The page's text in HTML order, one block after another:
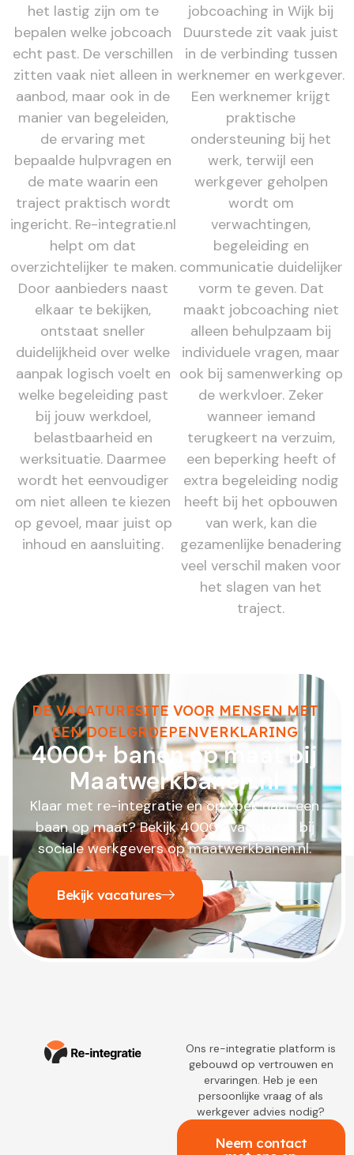
het lastig zijn om te
bepalen welke jobcoach
echt past. De verschillen
zitten vaak niet alleen in
aanbod, maar ook in de
manier van begeleiden,
de ervaring met
bepaalde hulpvragen en
de mate waarin een
traject praktisch wordt
ingericht. Re-integratie.nl
helpt om dat
overzichtelijker te maken.
Door aanbieders naast
elkaar te bekijken,
ontstaat sneller
duidelijkheid over welke
aanpak logisch voelt en
welke begeleiding past
bij jouw werkdoel,
belastbaarheid en
werksituatie. Daarmee
wordt het eenvoudiger
om niet alleen te kiezen
op gevoel, maar juist op
inhoud en aansluiting.
jobcoaching in Wijk bij
Duurstede zit vaak juist
in de verbinding tussen
werknemer en werkgever.
Een werknemer krijgt
praktische
ondersteuning bij het
werk, terwijl een
werkgever geholpen
wordt om
verwachtingen,
begeleiding en
communicatie duidelijker
vorm te geven. Dat
maakt jobcoaching niet
alleen behulpzaam bij
individuele vragen, maar
ook bij samenwerking op
de werkvloer. Zeker
wanneer iemand
terugkeert na verzuim,
een beperking heeft of
extra begeleiding nodig
heeft bij het opbouwen
van werk, kan die
gezamenlijke benadering
veel verschil maken voor
het slagen van het
traject.
DE VACATURESITE VOOR MENSEN MET
EEN DOELGROEPENVERKLARING
4000+ banen op maat bij
Maatwerkbanen.nl
Klaar met re-integratie en op zoek naar een
baan op maat? Bekijk 4000+ vacatures bij
sociale werkgevers op maatwerkbanen.nl.
Bekijk vacatures
Ons re-integratie platform is
gebouwd op vertrouwen en
ervaringen. Heb je een
persoonlijke vraag of als
werkgever advies nodig?
Neem contact